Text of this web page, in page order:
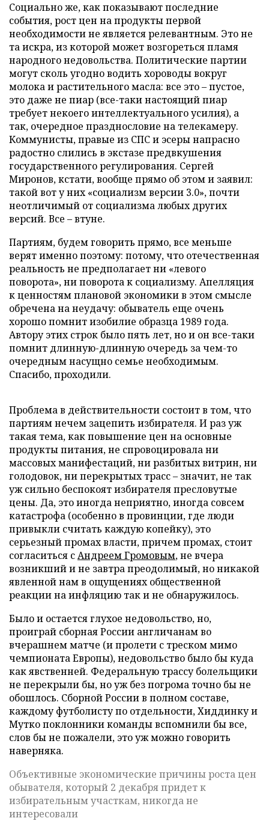
Социально же, как показывают последние
события, рост цен на продукты первой
необходимости не является релевантным. Это не
та искра, из которой может возгореться пламя
народного недовольства. Политические партии
могут сколь угодно водить хороводы вокруг
молока и растительного масла: все это – пустое,
это даже не пиар (все-таки настоящий пиар
требует некоего интеллектуального усилия), а
так, очередное празднословие на телекамеру.
Коммунисты, правые из СПС и эсеры напрасно
радостно слились в экстазе предвкушения
государственного регулирования. Сергей
Миронов, кстати, вообще прямо об этом и заявил:
такой вот у них «социализм версии 3.0», почти
неотличимый от социализма любых других
версий. Все – втуне.
Партиям, будем говорить прямо, все меньше
верят именно поэтому: потому, что отечественная
реальность не предполагает ни «левого
поворота», ни поворота к социализму. Апелляция
к ценностям плановой экономики в этом смысле
обречена на неудачу: обыватель еще очень
хорошо помнит изобилие образца 1989 года.
Автору этих строк было пять лет, но и он все-таки
помнит длинную-длинную очередь за чем-то
очередным насущно семье необходимым.
Спасибо, проходили.
Проблема в действительности состоит в том, что
партиям нечем зацепить избирателя. И раз уж
такая тема, как повышение цен на основные
продукты питания, не спровоцировала ни
массовых манифестаций, ни разбитых витрин, ни
голодовок, ни перекрытых трасс – значит, не так
уж сильно беспокоят избирателя пресловутые
цены. Да, это иногда неприятно, иногда совсем
катастрофа (особенно в провинции, где люди
привыкли считать каждую копейку), это
серьезный промах власти, причем промах, стоит
согласиться сАндреем Громовым, не вчера
возникший и не завтра преодолимый, но никакой
явленной нам в ощущениях общественной
реакции на инфляцию так и не обнаружилось.
Было и остается глухое недовольство, но,
проиграй сборная России англичанам во
вчерашнем матче (и пролети с треском мимо
чемпионата Европы), недовольство было бы куда
как явственней. Федеральную трассу болельщики
не перекрыли бы, но уж без погрома точно бы не
обошлось. Сборной России в полном составе,
каждому футболисту по отдельности, Хиддинку и
Мутко поклонники команды вспомнили бы все,
слов бы не пожалели, это уж можно говорить
наверняка.
Объективные экономические причины роста цен
обывателя, который 2 декабря придет к
избирательным участкам, никогда не
интересовали